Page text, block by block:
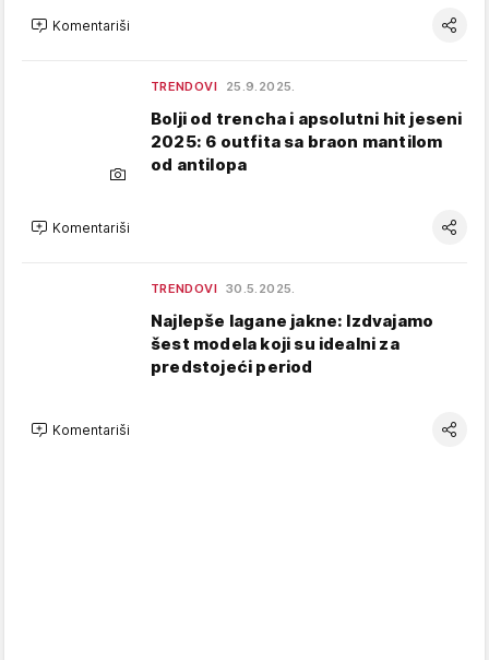
Komentariši
TRENDOVI 25.9.2025.
Bolji od trencha i apsolutni hit jeseni
2025: 6 outfita sa braon mantilom
od antilopa
Komentariši
TRENDOVI 30.5.2025.
Najlepše lagane jakne: Izdvajamo
šest modela koji su idealni za
predstojeći period
Komentariši